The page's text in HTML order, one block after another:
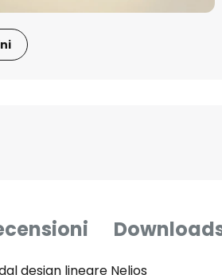
design lineare Nelios